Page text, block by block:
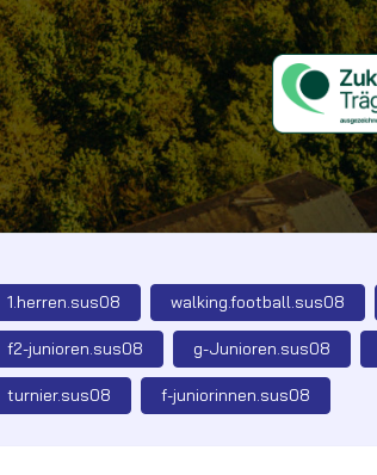
1.herren.sus08 walking.football.sus08
f2-junioren.sus08 g-Junioren.sus08
turnier.sus08 f-juniorinnen.sus08